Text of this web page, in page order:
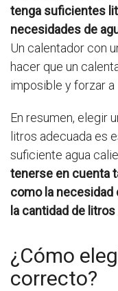
tenga suficientes
necesidades de
Un calentador con
hacer que un
imposible y forzar a
En resumen, elegir
litros adecuada es
suficiente agua
tenerse en cuenta
como la necesidad
la cantidad de
¿Cómo
correcto?